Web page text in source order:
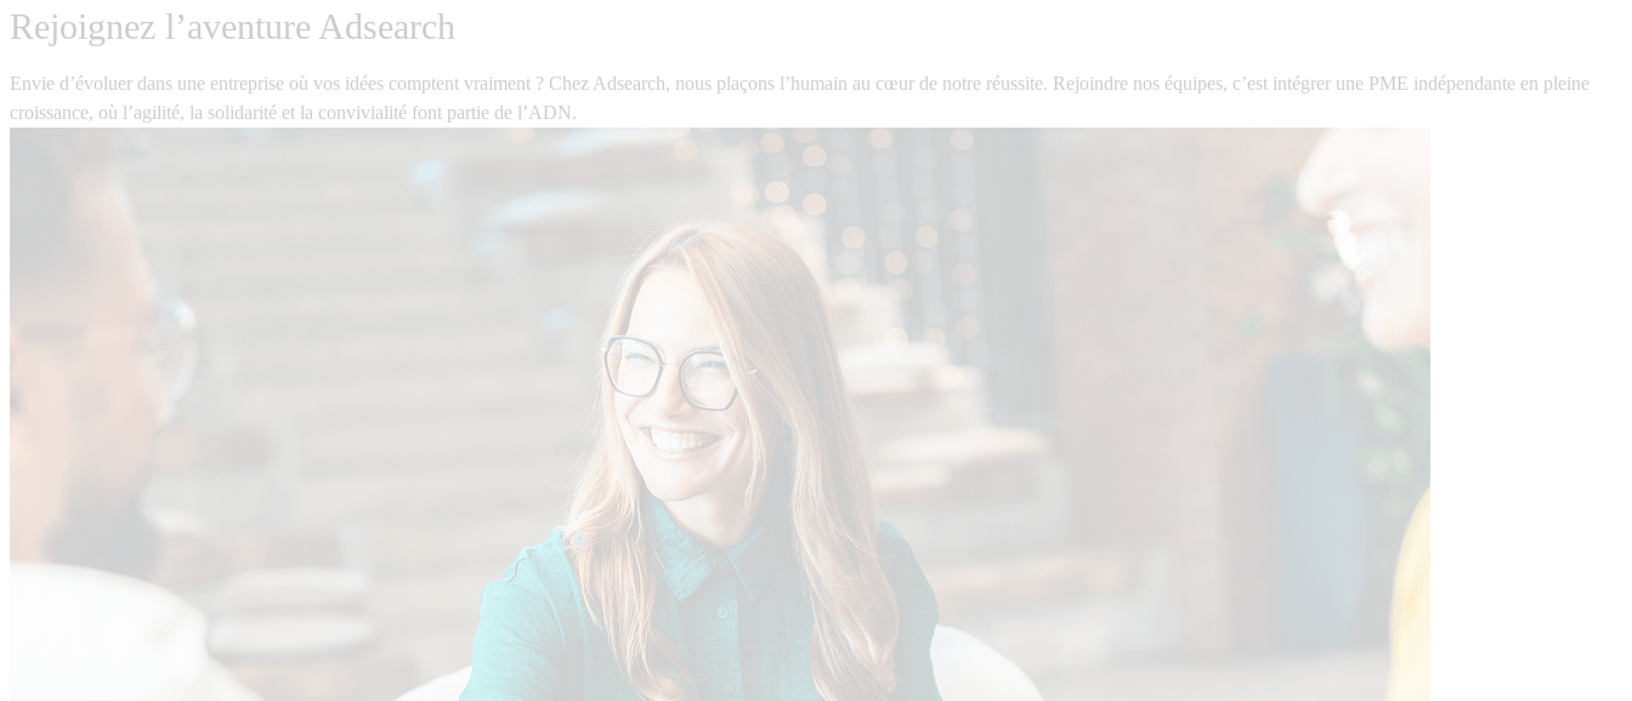
Rejoignez l’aventure Adsearch
Envie d’évoluer dans une entreprise où vos idées comptent vraiment ? Chez Adsearch, nous plaçons l’humain au cœur de notre réussite. Rejoindre nos équipes, c’est intégrer une PME indépendante en pleine
croissance, où l’agilité, la solidarité et la convivialité font partie de l’ADN.